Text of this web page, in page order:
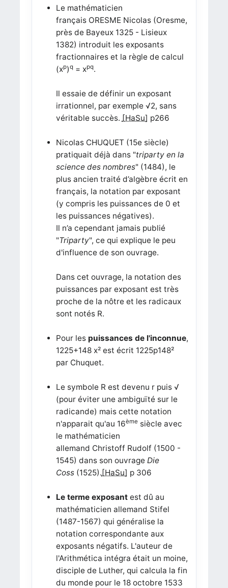
Le mathématicien
français ORESME Nicolas (Oresme,
près de Bayeux 1325 - Lisieux
1382) introduit les exposants
fractionnaires et la règle de calcul
(xp)q= xpq.
Il essaie de définir un exposant
irrationnel, par exemple √2, sans
véritable succès. [HaSu] p266
Nicolas CHUQUET (15e siècle)
pratiquait déjà dans "triparty en la
science des nombres" (1484), le
plus ancien traité d’algèbre écrit en
français, la notation par exposant
(y compris les puissances de 0 et
les puissances négatives).
Il n’a cependant jamais publié
"Triparty", ce qui explique le peu
d'influence de son ouvrage.
Dans cet ouvrage, la notation des
puissances par exposant est très
proche de la nôtre et les radicaux
sont notés R.
Pour les puissances de l'inconnue,
1225+148 x² est écrit 1225p148²
par Chuquet.
Le symbole R est devenu r puis √
(pour éviter une ambiguïté sur le
radicande) mais cette notation
n'apparait qu'au 16ème siècle avec
le mathématicien
allemand Christoff Rudolf (1500 -
1545) dans son ouvrage Die
Coss(1525).[HaSu] p 306
Le terme exposantest dû au
mathématicien allemand Stifel
(1487-1567) qui généralise la
notation correspondante aux
exposants négatifs. L'auteur de
l'Arithmética intégra était un moine,
disciple de Luther, qui calcula la fin
du monde pour le 18 octobre 1533